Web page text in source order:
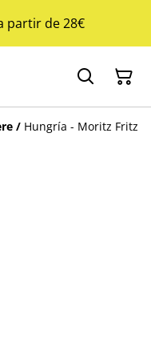
partir de 28€
/ Hungría - Moritz Fritz